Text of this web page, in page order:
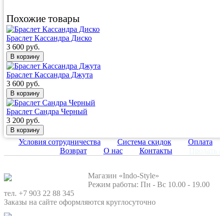
Похожие товары
Браслет Кассандра Диско
3 600 руб.
Браслет Кассандра Джута
3 600 руб.
Браслет Сандра Черный
3 200 руб.
Условия сотрудничества Система скидок
Оплата
Возврат
О нас Контакты
Магазин «Indo-Style»
Режим работы: Пн - Вс 10.00 - 19.00
тел. +7 903 22 88 345
Заказы на сайте оформляются круглосуточно